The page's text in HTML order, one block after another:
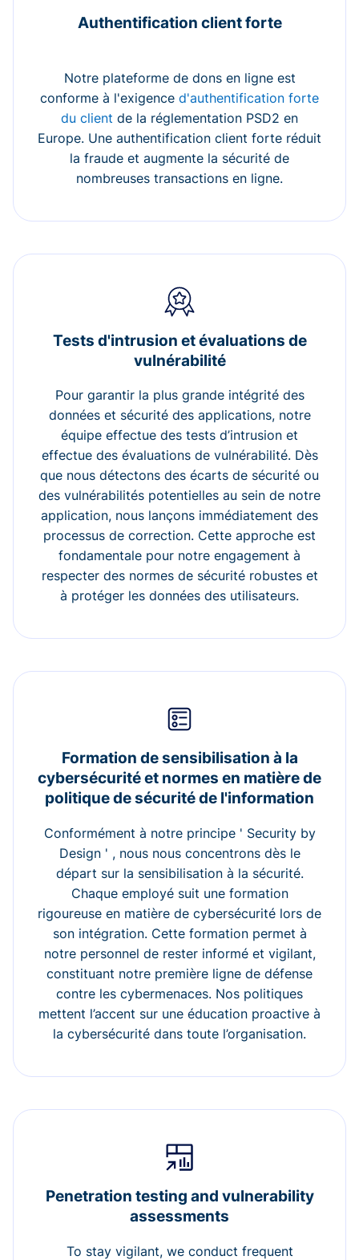
Authentification client forte
Notre plateforme de dons en ligne est
conforme à l'exigence d'authentification forte
du client de la réglementation PSD2 en
Europe. Une authentification client forte réduit
la fraude et augmente la sécurité de
nombreuses transactions en ligne.
Tests d'intrusion et évaluations de
vulnérabilité
Pour garantir la plus grande intégrité des
données et sécurité des applications, notre
équipe effectue des tests d’intrusion et
effectue des évaluations de vulnérabilité. Dès
que nous détectons des écarts de sécurité ou
des vulnérabilités potentielles au sein de notre
application, nous lançons immédiatement des
processus de correction. Cette approche est
fondamentale pour notre engagement à
respecter des normes de sécurité robustes et
à protéger les données des utilisateurs.
Formation de sensibilisation à la
cybersécurité et normes en matière de
politique de sécurité de l'information
Conformément à notre principe ' Security by
Design ' , nous nous concentrons dès le
départ sur la sensibilisation à la sécurité.
Chaque employé suit une formation
rigoureuse en matière de cybersécurité lors de
son intégration. Cette formation permet à
notre personnel de rester informé et vigilant,
constituant notre première ligne de défense
contre les cybermenaces. Nos politiques
mettent l’accent sur une éducation proactive à
la cybersécurité dans toute l’organisation.
Penetration testing and vulnerability
assessments
To stay vigilant, we conduct frequent